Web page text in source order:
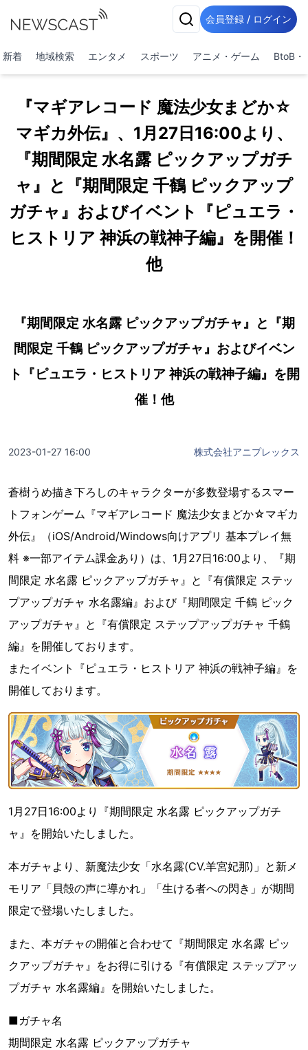
会員登録 / ログイン
新着 地域検索 エンタメ スポーツ アニメ・ゲーム BtoB・
『マギアレコード 魔法少女まどか☆
マギカ外伝』、1月27日16:00より、
『期間限定 水名露 ピックアップガチ
ャ』と『期間限定 千鶴 ピックアップ
ガチャ』およびイベント『ピュエラ・
ヒストリア 神浜の戦神子編』を開催！
他
『期間限定 水名露 ピックアップガチャ』と『期
間限定 千鶴 ピックアップガチャ』およびイベン
ト『ピュエラ・ヒストリア 神浜の戦神子編』を開
催！他
2023-01-27 16:00 株式会社アニプレックス
蒼樹うめ描き下ろしのキャラクターが多数登場するスマー
トフォンゲーム『マギアレコード 魔法少女まどか☆マギカ
外伝』（iOS/Android/Windows向けアプリ 基本プレイ無
料 ※一部アイテム課金あり）は、1月27日16:00より、『期
間限定 水名露 ピックアップガチャ』と『有償限定 ステッ
プアップガチャ 水名露編』および『期間限定 千鶴 ピック
アップガチャ』と『有償限定 ステップアップガチャ 千鶴
編』を開催しております。
またイベント『ピュエラ・ヒストリア 神浜の戦神子編』を
開催しております。
1月27日16:00より『期間限定 水名露 ピックアップガチ
ャ』を開始いたしました。
本ガチャより、新魔法少女「水名露(CV.羊宮妃那)」と新メ
モリア「貝殻の声に導かれ」「生ける者への閃き」が期間
限定で登場いたしました。
また、本ガチャの開催と合わせて『期間限定 水名露 ピッ
クアップガチャ』をお得に引ける『有償限定 ステップアッ
プガチャ 水名露編』を開始いたしました。
■ガチャ名
期間限定 水名露 ピックアップガチャ